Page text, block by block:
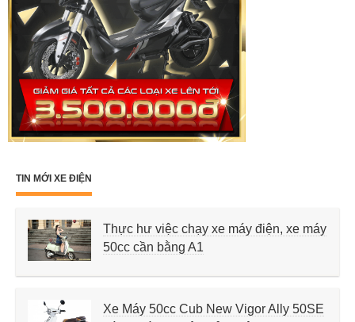
TIN MỚI XE ĐIỆN
Thực hư việc chạy xe máy điện, xe máy
50cc cần bằng A1
Xe Máy 50cc Cub New Vigor Ally 50SE